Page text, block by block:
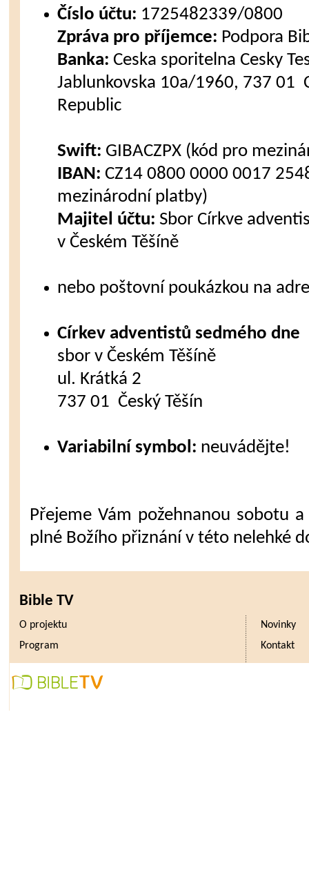
Číslo účtu: 1725482339/0800
Zpráva pro příjemce: Podpora
Banka: Ceska sporitelna Cesky
Jablunkovska 10a/1960, 737 01
Republic
Swift: GIBACZPX (kód pro
IBAN: CZ14 0800 0000 0017
mezinárodní platby)
Majitel účtu: Sbor Církve
v Českém Těšíně
nebo poštovní poukázkou na
Církev adventistů sedmého dne
sbor v Českém Těšíně
ul. Krátká 2
737 01 Český Těšín
Variabilní symbol: neuvádějte!
Přejeme Vám požehnanou sobotu
plné Božího přiznání v této nelehké
Bible TV
O projektu
Novinky
Program
Kontakt